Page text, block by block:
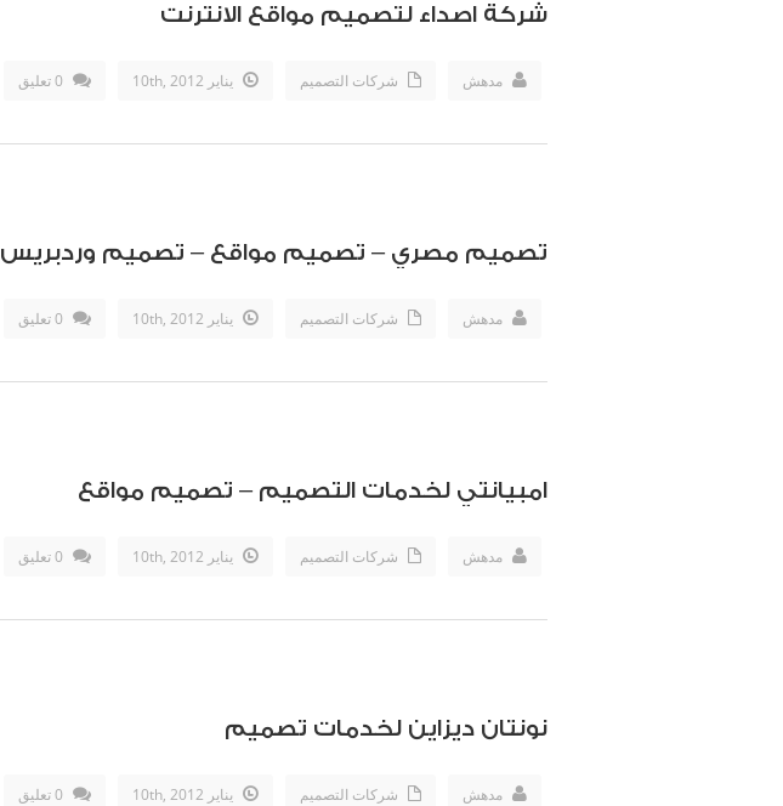
شركة اصداء لتصميم مواقع الانترنت
مدهش شركات التصميم يناير 10th, 2012 0 تعليق
تصميم مصري – تصميم مواقع – تصميم وردبريس
مدهش شركات التصميم يناير 10th, 2012 0 تعليق
امبيانتي لخدمات التصميم – تصميم مواقع
مدهش شركات التصميم يناير 10th, 2012 0 تعليق
نونتان ديزاين لخدمات تصميم
مدهش شركات التصميم يناير 10th, 2012 0 تعليق